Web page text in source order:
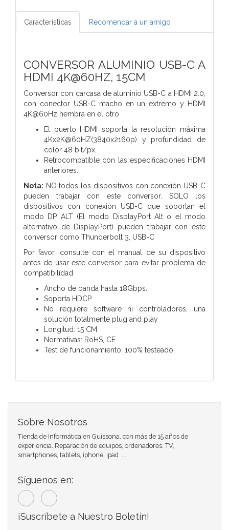
Características Recomendar a un amigo
CONVERSOR ALUMINIO USB-C A
HDMI 4K@60HZ, 15CM
Conversor con carcasa de aluminio USB-C a HDMI 2.0,
con conector USB-C macho en un extremo y HDMI
4K@60Hz hembra en el otro
El puerto HDMI soporta la resolución máxima
4Kx2K@60HZ(3840x2160p) y profundidad de
color 48 bit/px.
Retrocompatible con las especificaciones HDMI
anteriores.
Nota: NO todos los dispositivos con conexión USB-C
pueden trabajar con este conversor. SOLO los
dispositivos con conexión USB-C que soportan el
modo DP ALT (El modo DisplayPort Alt o el modo
alternativo de DisplayPort) pueden trabajar con este
conversor como Thunderbolt 3, USB-C
Por favor, consulte con el manual de su dispositivo
antes de usar este conversor para evitar problema de
compatibilidad.
Ancho de banda hasta 18Gbps.
Soporta HDCP
No requiere software ni controladores, una
solución totalmente plug and play
Longitud: 15 CM
Normativas: RoHS, CE
Test de funcionamiento: 100% testeado
Sobre Nosotros
Tienda de Informática en Guissona, con más de 15 años de
experiencia. Reparación de equipos, ordenadores, TV,
smartphones, tablets, iphone, ipad ....
Síguenos en:
¡Suscríbete a Nuestro Boletín!